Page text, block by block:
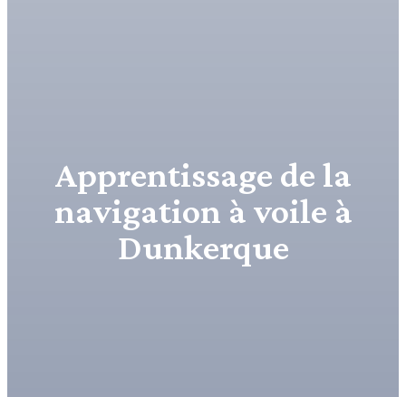
Apprentissage de la
navigation à voile à
Dunkerque